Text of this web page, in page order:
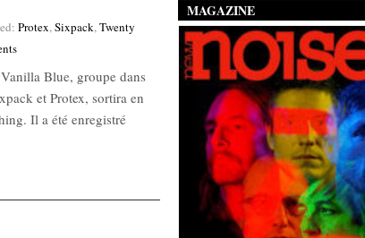
Protex,Sixpack,Twenty
Blue, groupe dans
et Protex, sortira en
Il a été enregistré
MAGAZINE